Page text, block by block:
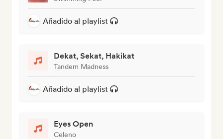
Añadido al playlist
Dekat, Sekat, Hakikat
Tandem Madness
Añadido al playlist
Eyes Open
Celeno